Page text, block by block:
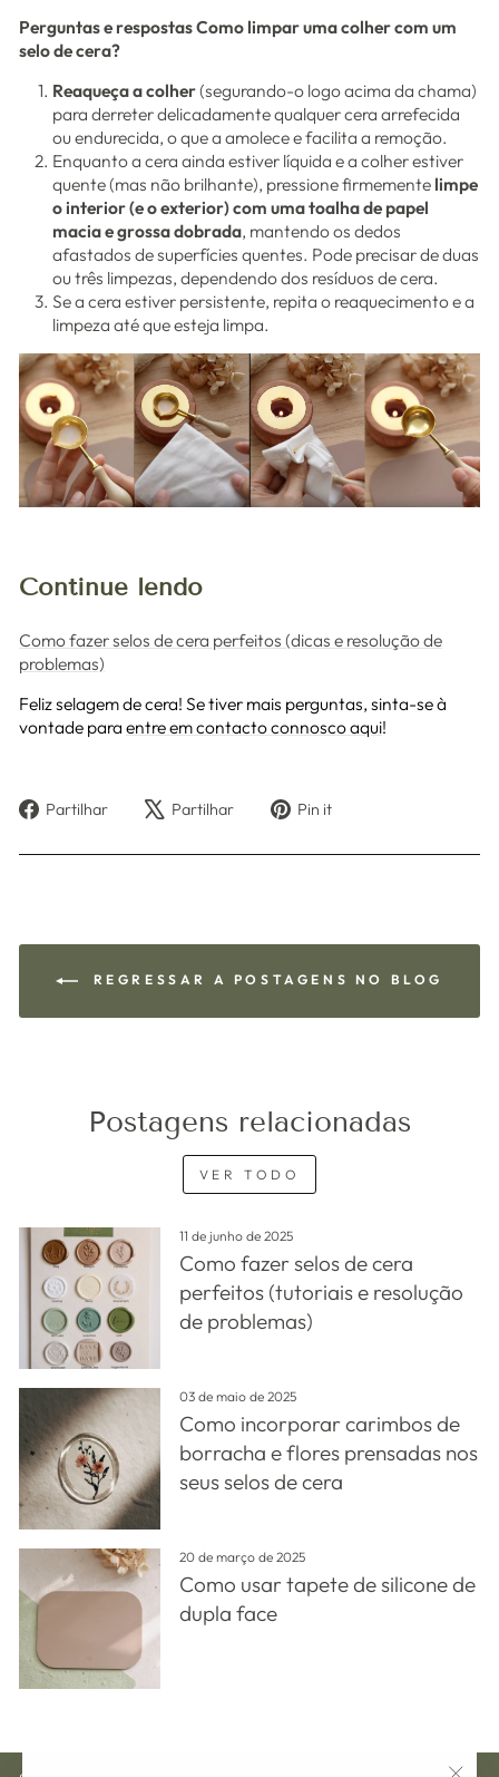
Perguntas e respostas Como limpar uma colher com um
selo de cera?
Reaqueça a colher(segurando-o logo acima da chama)
para derreter delicadamente qualquer cera arrefecida
ou endurecida, o que a amolece e facilita a remoção.
Enquanto a cera ainda estiver líquida e a colher estiver
quente (mas não brilhante), pressione firmemente limpe
o interior (e o exterior) com uma toalha de papel
macia e grossa dobrada, mantendo os dedos
afastados de superfícies quentes. Pode precisar de duas
ou três limpezas, dependendo dos resíduos de cera.
Se a cera estiver persistente, repita o reaquecimento e a
limpeza até que esteja limpa.
Continue lendo
Como fazer selos de cera perfeitos (dicas e resolução de
problemas)
Feliz selagem de cera! Se tiver mais perguntas, sinta-se à
vontade para entre em contacto connosco aqui!
Partilhar
Partilhe
Facebook
Partilhar
Tuíte
X
Pin it
Pinterest
REGRESSAR A POSTAGENS NO BLOG
Postagens relacionadas
VER TODO
11 de junho de 2025
Como fazer selos de cera
perfeitos (tutoriais e resolução
de problemas)
03 de maio de 2025
Como incorporar carimbos de
borracha e flores prensadas nos
seus selos de cera
20 de março de 2025
Como usar tapete de silicone de
dupla face